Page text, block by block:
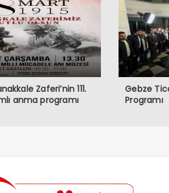
Zaferi’nin 111.
anma programı
Gebze
Programı